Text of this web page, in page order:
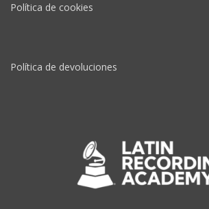
Política de cookies
Política de devoluciones